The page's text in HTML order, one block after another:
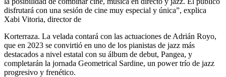
disfrutará con una sesión de cine muy especial y única”, explica
Xabi Vitoria, director de
Korterraza. La velada contará con las actuaciones de Adrián Royo,
que en 2023 se convirtió en uno de los pianistas de jazz más
destacados a nivel estatal con su álbum de debut, Pangea, y
completarán la jornada Geometrical Sardine, un power trío de jazz
progresivo y frenético.